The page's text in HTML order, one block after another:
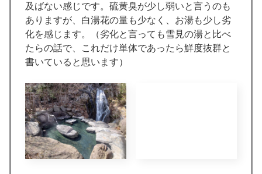
及ばない感じです。硫黄臭が少し弱いと言うのも
ありますが、白湯花の量も少なく、お湯も少し劣
化を感じます。（劣化と言っても雪見の湯と比べ
たらの話で、これだけ単体であったら鮮度抜群と
書いていると思います）